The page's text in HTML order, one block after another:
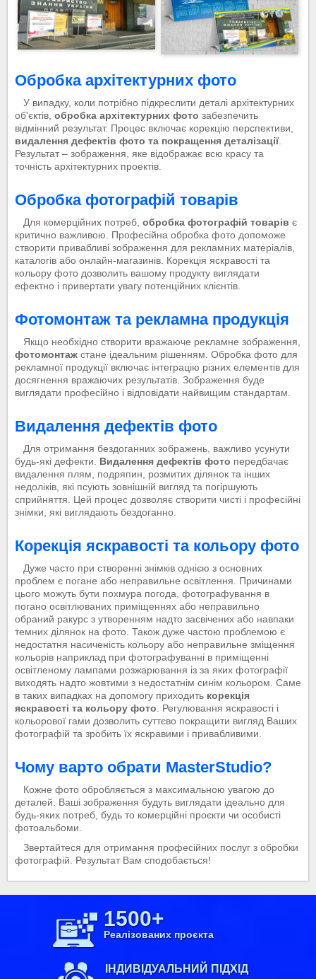
Обробка архітектурних фото
У випадку, коли потрібно підкреслити деталі архітектурних
об'єктів, обробка архітектурних фото забезпечить
відмінний результат. Процес включає корекцію перспективи,
видалення дефектів фото та покращення деталізації.
Результат – зображення, яке відображає всю красу та
точність архітектурних проектів.
Обробка фотографій товарів
Для комерційних потреб, обробка фотографій товарів є
критично важливою. Професійна обробка фото допоможе
створити привабливі зображення для рекламних матеріалів,
каталогів або онлайн-магазинів. Корекція яскравості та
кольору фото дозволить вашому продукту виглядати
ефектно і привертати увагу потенційних клієнтів.
Фотомонтаж та рекламна продукція
Якщо необхідно створити вражаюче рекламне зображення,
фотомонтажстане ідеальним рішенням. Обробка фото для
рекламної продукції включає інтеграцію різних елементів для
досягнення вражаючих результатів. Зображення буде
виглядати професійно і відповідати найвищим стандартам.
Видалення дефектів фото
Для отримання бездоганних зображень, важливо усунути
будь-які дефекти. Видалення дефектів фото передбачає
видалення плям, подряпин, розмитих ділянок та інших
недоліків, які псують зовнішній вигляд та погіршують
сприйняття. Цей процес дозволяє створити чисті і професійні
знімки, які виглядають бездоганно.
Корекція яскравості та кольору фото
Дуже часто при створенні знімків однією з основних
проблем є погане або неправильне освітлення. Причинами
цього можуть бути похмура погода, фотографування в
погано освітлюваних приміщеннях або неправильно
обраний ракурс з утворенням надто засвічених або навпаки
темних ділянок на фото. Також дуже частою проблемою є
недостатня насиченість кольору або неправильне зміщення
кольорів наприклад при фотографуванні в приміщенні
освітленому лампами розжарювання із за яких фотографії
виходять надто жовтими з недостатнім синім кольором. Саме
в таких випадках на допомогу приходить корекція
яскравості та кольору фото. Регулювання яскравості і
кольорової гами дозволить суттєво покращити вигляд Ваших
фотографій та зробить їх яскравими і привабливими.
Чому варто обрати MasterStudio?
Кожне фото обробляється з максимальною увагою до
деталей. Ваші зображення будуть виглядати ідеально для
будь-яких потреб, будь то комерційні проєкти чи особисті
фотоальбоми.
Звертайтеся для отримання професійних послуг з обробки
фотографій. Результат Вам сподобається!
1500+
Реалізованих проєкта
ІНДИВІДУАЛЬНИЙ ПІДХІД